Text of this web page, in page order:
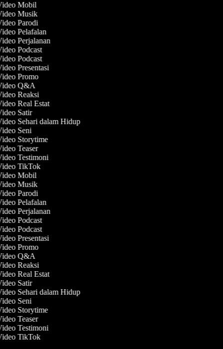
Mobil
Musik
Parodi
Pelafalan
Perjalanan
Podcast
Podcast
Presentasi
Promo
Q&A
Reaksi
Real Estat
Satir
Sehari dalam Hidup
Seni
Storytime
Teaser
Testimoni
TikTok
Mobil
Musik
Parodi
Pelafalan
Perjalanan
Podcast
Podcast
Presentasi
Promo
Q&A
Reaksi
Real Estat
Satir
Sehari dalam Hidup
Seni
Storytime
Teaser
Testimoni
TikTok